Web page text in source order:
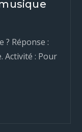
? Réponse :
Activité : Pour